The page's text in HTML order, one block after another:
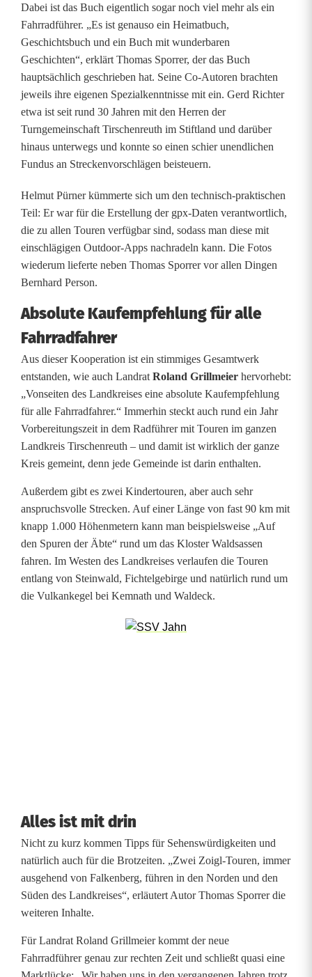
r
e
i
s
T
i
s
c
h
e
n
r
e
u
t
h
Dabei ist das Buch eigentlich sogar noch viel mehr als ein
Fahrradführer. „Es ist genauso ein Heimatbuch,
Geschichtsbuch und ein Buch mit wunderbaren
Geschichten“, erklärt Thomas Sporrer, der das Buch
hauptsächlich geschrieben hat. Seine Co-Autoren brachten
jeweils ihre eigenen Spezialkenntnisse mit ein. Gerd Richter
etwa ist seit rund 30 Jahren mit den Herren der
Turngemeinschaft Tirschenreuth im Stiftland und darüber
hinaus unterwegs und konnte so einen schier unendlichen
Fundus an Streckenvorschlägen beisteuern.
Helmut Pürner kümmerte sich um den technisch-praktischen
Teil: Er war für die Erstellung der gpx-Daten verantwortlich,
die zu allen Touren verfügbar sind, sodass man diese mit
einschlägigen Outdoor-Apps nachradeln kann. Die Fotos
wiederum lieferte neben Thomas Sporrer vor allen Dingen
Bernhard Person.
Absolute Kaufempfehlung für alle
Fahrradfahrer
Aus dieser Kooperation ist ein stimmiges Gesamtwerk
entstanden, wie auch Landrat Roland Grillmeier hervorhebt:
„Vonseiten des Landkreises eine absolute Kaufempfehlung
für alle Fahrradfahrer.“ Immerhin steckt auch rund ein Jahr
Vorbereitungszeit in dem Radführer mit Touren im ganzen
Landkreis Tirschenreuth – und damit ist wirklich der ganze
Kreis gemeint, denn jede Gemeinde ist darin enthalten.
Außerdem gibt es zwei Kindertouren, aber auch sehr
anspruchsvolle Strecken. Auf einer Länge von fast 90 km mit
knapp 1.000 Höhenmetern kann man beispielsweise „Auf
den Spuren der Äbte“ rund um das Kloster Waldsassen
fahren. Im Westen des Landkreises verlaufen die Touren
entlang von Steinwald, Fichtelgebirge und natürlich rund um
die Vulkankegel bei Kemnath und Waldeck.
Alles ist mit drin
Nicht zu kurz kommen Tipps für Sehenswürdigkeiten und
natürlich auch für die Brotzeiten. „Zwei Zoigl-Touren, immer
ausgehend von Falkenberg, führen in den Norden und den
Süden des Landkreises“, erläutert Autor Thomas Sporrer die
weiteren Inhalte.
Für Landrat Roland Grillmeier kommt der neue
Fahrradführer genau zur rechten Zeit und schließt quasi eine